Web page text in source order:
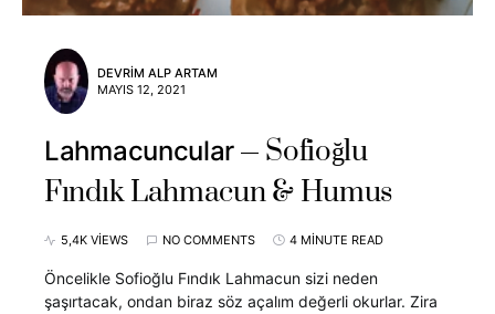
DEVRIM ALP ARTAM
MAYIS 12, 2021
Lahmacuncular
Sofioğlu
Fındık Lahmacun & Humus
5,4K VIEWS NO COMMENTS 4 MINUTE READ
Öncelikle Sofioğlu Fındık Lahmacun sizi neden
şaşırtacak, ondan biraz söz açalım değerli okurlar. Zira